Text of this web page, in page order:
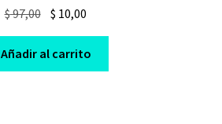
$97,00 Original
was:
$ 97,00.
$ 10,00
is:
$ 10,00.
Añadir al carrito